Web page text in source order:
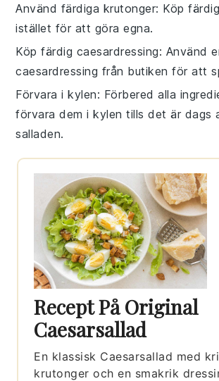
Använd färdiga krutonger: Köp
istället för att göra egna.
Köp färdig caesardressing: Använd
caesardressing från butiken för att
Förvara i kylen: Förbered alla
förvara dem i kylen tills det är dags
salladen.
Recept På Original
Caesarsallad
En klassisk Caesarsallad med
krutonger och en smakrik